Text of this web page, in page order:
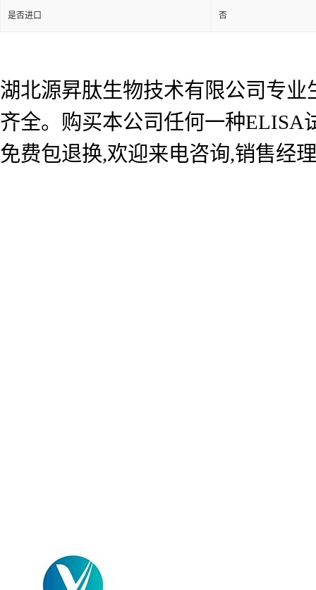
是否进口 否
湖北源昇肽生物技术有限公司专
齐全。购买本公司任何一种ELISA
免费包退换,欢迎来电咨询,销售经